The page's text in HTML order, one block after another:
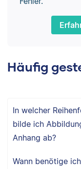
Häufig
In welcher
bilde ich
Anhang ab?
Wann benötige